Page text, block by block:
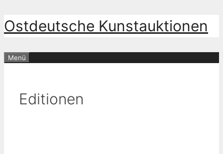
Zum
Inhalt
Ostdeutsche Kunstauktionen
Menü
Editionen